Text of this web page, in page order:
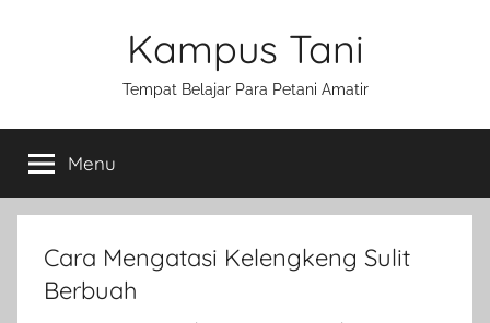
Kampus Tani
Tempat Belajar Para Petani Amatir
Menu
Cara Mengatasi Kelengkeng Sulit
Berbuah